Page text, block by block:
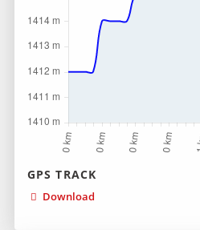
GPS TRACK
Download